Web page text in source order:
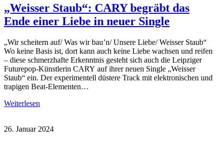
„Weisser Staub“: CARY begräbt das
Ende einer Liebe in neuer Single
„Wir scheitern auf/ Was wir bau’n/ Unsere Liebe/ Weisser Staub“
Wo keine Basis ist, dort kann auch keine Liebe wachsen und reifen
– diese schmerzhafte Erkenntnis gesteht sich auch die Leipziger
Futurepop-Künstlerin CARY auf ihrer neuen Single „Weisser
Staub“ ein. Der experimentell düstere Track mit elektronischen und
trapigen Beat-Elementen…
Weiterlesen
26. Januar 2024